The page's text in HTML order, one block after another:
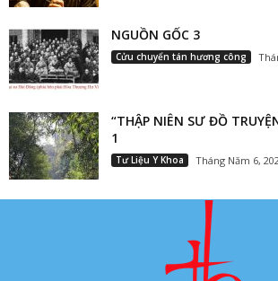
NGUỒN GỐC 3
Cửu chuyển tán hương công
“THẬP NIÊN SƯ ĐỒ
1
Tư Liệu Y Khoa Tháng Năm 6,